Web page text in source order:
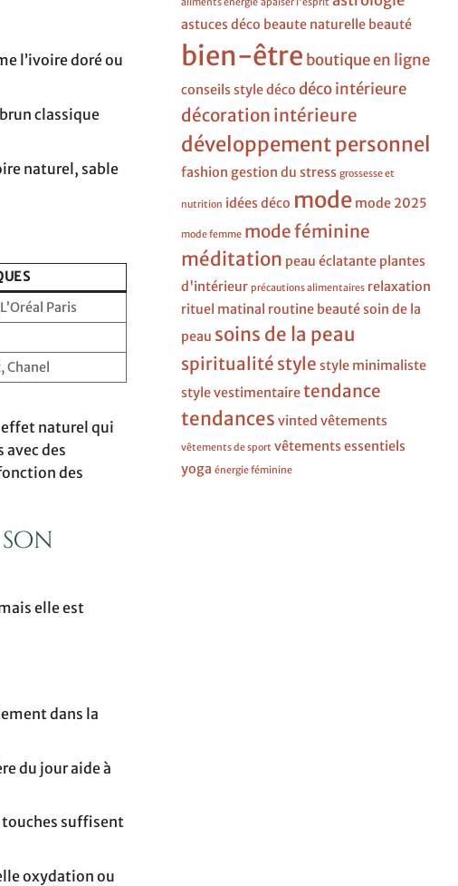
l’ivoire doré ou
classique
naturel, sable
Paris
Chanel
naturel qui
avec des
des
elle est
dans la
du jour aide à
touches suffisent
oxydation ou
aliments énergie apaiser l'esprit
astuces déco beaute naturelle beauté
bien-être boutique en ligne
conseils styledéco déco intérieure
décoration intérieure
développement personnel
fashion gestion du stress grossesse et
nutrition idées déco mode mode 2025
mode femme mode féminine
méditation peau éclatante plantes
d'intérieur précautions alimentaires relaxation
rituel matinal routine beautésoin de la
peau soins de la peau
spiritualité style style minimaliste
style vestimentairetendance
tendances vinted vêtements
vêtements de sport vêtements essentiels
yoga énergie féminine